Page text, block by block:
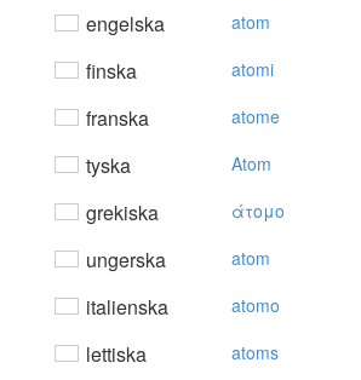
engelska atom
finska atomi
franska atome
tyska Atom
grekiska άτoμo
ungerska atom
italienska atomo
lettiska atoms